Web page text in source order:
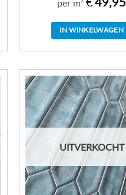
per m²
IN WINKELWAGEN
UITVERKOCHT